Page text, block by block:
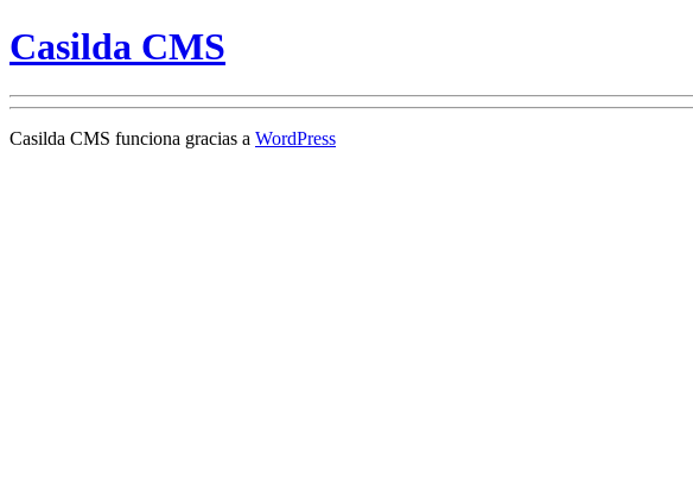
Casilda CMS
Casilda CMS funciona gracias a WordPress